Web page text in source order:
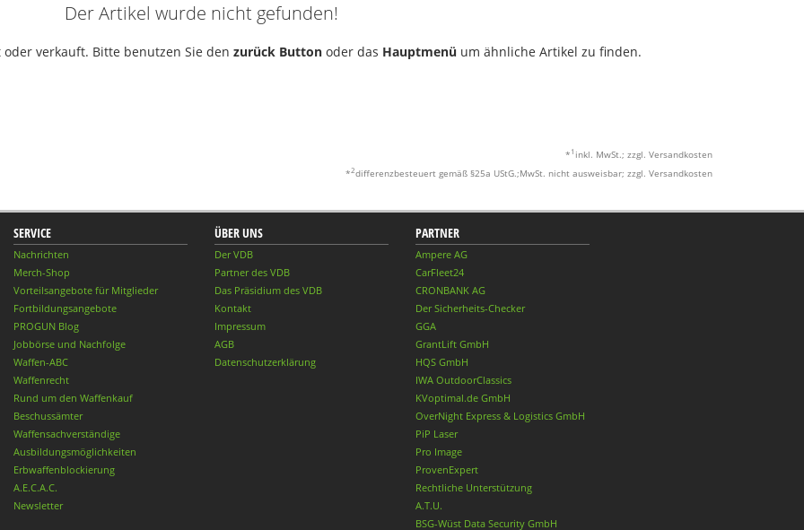
Der Artikel wurde nicht gefunden!
verkauft. Bitte benutzen Sie den zurück Button oder das Hauptmenü um ähnliche Artikel zu finden.
* 1 inkl. MwSt.; zzgl. Versandkosten
*2differenzbesteuert gemäß §25a UStG.;MwSt. nicht ausweisbar; zzgl. Versandkosten
SERVICE
Nachrichten
Merch-Shop
Vorteilsangebote für Mitglieder
Fortbildungsangebote
PROGUN Blog
Jobbörse und Nachfolge
Waffen-ABC
Waffenrecht
Rund um den Waffenkauf
Beschussämter
Waffensachverständige
Ausbildungsmöglichkeiten
Erbwaffenblockierung
A.E.C.A.C.
Newsletter
ÜBER UNS
Der VDB
Partner des VDB
Das Präsidium des VDB
Kontakt
Impressum
AGB
Datenschutzerklärung
PARTNER
Ampere AG
CarFleet24
CRONBANK AG
Der Sicherheits-Checker
GGA
GrantLift GmbH
HQS GmbH
IWA OutdoorClassics
KVoptimal.de GmbH
OverNight Express & Logistics GmbH
PiP Laser
Pro Image
ProvenExpert
Rechtliche Unterstützung
A.T.U.
BSG-Wüst Data Security GmbH